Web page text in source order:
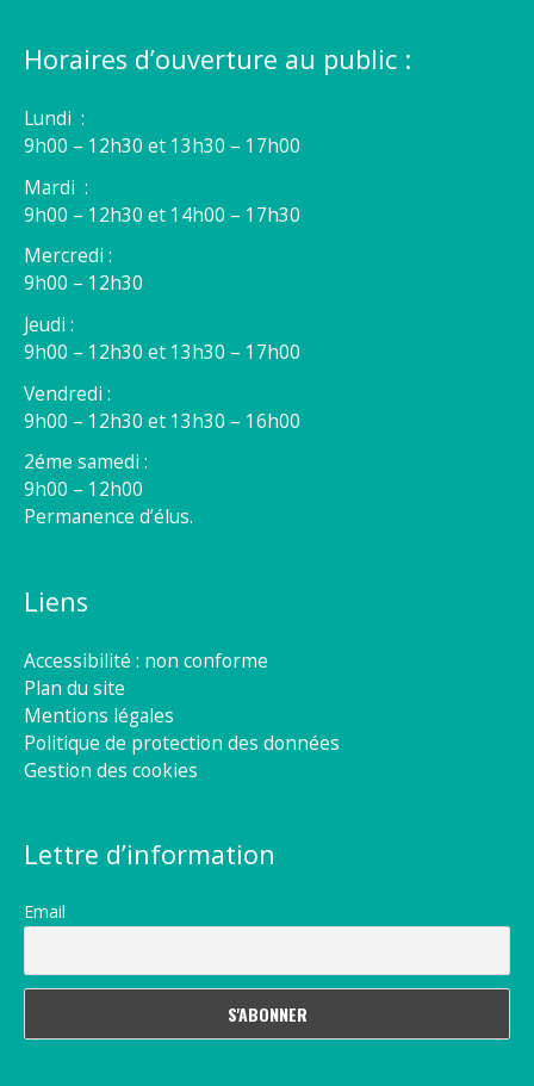
Horaires d’ouverture au public :
Lundi :
9h00 – 12h30 et 13h30 – 17h00
Mardi :
9h00 – 12h30 et 14h00 – 17h30
Mercredi :
9h00 – 12h30
Jeudi :
9h00 – 12h30 et 13h30 – 17h00
Vendredi :
9h00 – 12h30 et 13h30 – 16h00
2éme samedi :
9h00 – 12h00
Permanence d’élus.
Liens
Accessibilité : non conforme
Plan du site
Mentions légales
Politique de protection des données
Gestion des cookies
Lettre d’information
Email